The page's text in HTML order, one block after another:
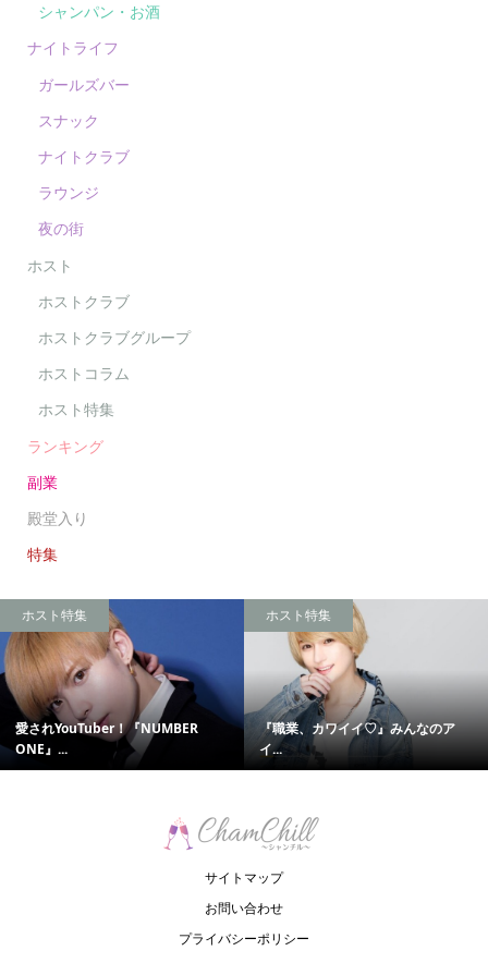
シャンパン・お酒
ナイトライフ
ガールズバー
スナック
ナイトクラブ
ラウンジ
夜の街
ホスト
ホストクラブ
ホストクラブグループ
ホストコラム
ホスト特集
ランキング
副業
殿堂入り
特集
ホスト特集
愛されYouTuber！『NUMBER
ONE』...
ホスト特集
『職業、カワイイ♡』みんなのア
イ...
サイトマップ
お問い合わせ
プライバシーポリシー